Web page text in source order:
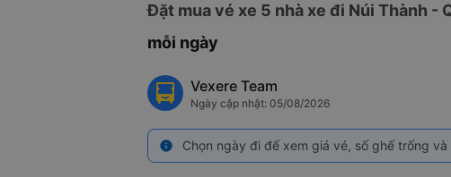
Đặt mua vé xe 5 nhà xe đi Núi Thành -
mỗi ngày
Vexere Team
Ngày cập nhật: 05/08/2026
info Chọn ngày đi để xem giá vé, số ghế trống